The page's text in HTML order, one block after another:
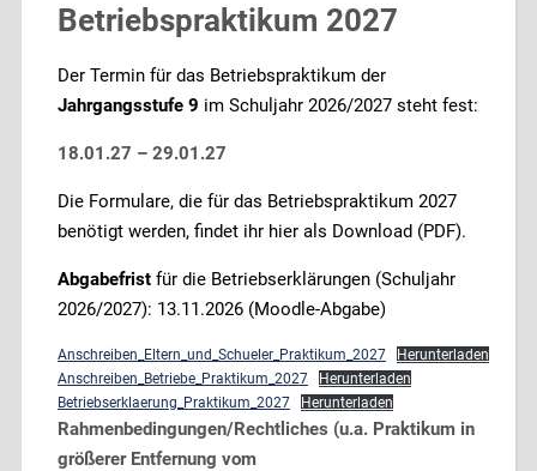
Betriebspraktikum 2027
Der Termin für das Betriebspraktikum der
Jahrgangsstufe 9 im Schuljahr 2026/2027 steht fest:
18.01.27 – 29.01.27
Die Formulare, die für das Betriebspraktikum 2027
benötigt werden, findet ihr hier als Download (PDF).
Abgabefristfür die Betriebserklärungen (Schuljahr
2026/2027): 13.11.2026 (Moodle-Abgabe)
Anschreiben_Eltern_und_Schueler_Praktikum_2027
Herunterladen
Anschreiben_Betriebe_Praktikum_2027
Herunterladen
Betriebserklaerung_Praktikum_2027
Herunterladen
Rahmenbedingungen/Rechtliches (u.a. Praktikum in
größerer Entfernung vom